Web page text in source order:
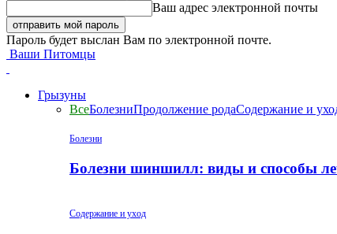
Ваш адрес электронной почты
Пароль будет выслан Вам по электронной почте.
Ваши Питомцы
Грызуны
ВсеБолезниПродолжение родаСодержание и
Болезни
Болезни шиншилл: виды и способы
Содержание и уход